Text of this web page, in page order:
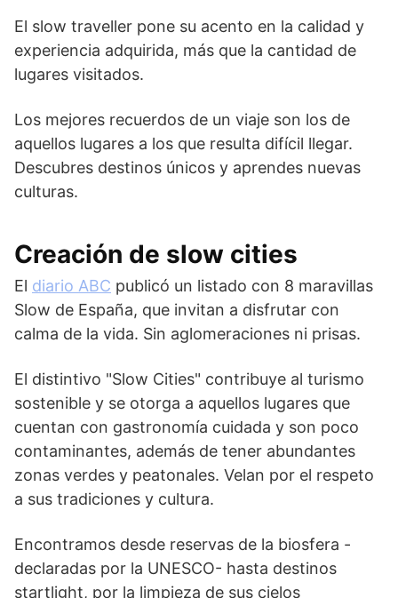
El slow traveller pone su acento en la calidad y
experiencia adquirida, más que la cantidad de
lugares visitados.
Los mejores recuerdos de un viaje son los de
aquellos lugares a los que resulta difícil llegar.
Descubres destinos únicos y aprendes nuevas
culturas.
Creación de slow cities
El diario ABC publicó un listado con 8 maravillas
Slow de España, que invitan a disfrutar con
calma de la vida. Sin aglomeraciones ni prisas.
El distintivo "Slow Cities" contribuye al turismo
sostenible y se otorga a aquellos lugares que
cuentan con gastronomía cuidada y son poco
contaminantes, además de tener abundantes
zonas verdes y peatonales. Velan por el respeto
a sus tradiciones y cultura.
Encontramos desde reservas de la biosfera -
declaradas por la UNESCO- hasta destinos
startlight, por la limpieza de sus cielos